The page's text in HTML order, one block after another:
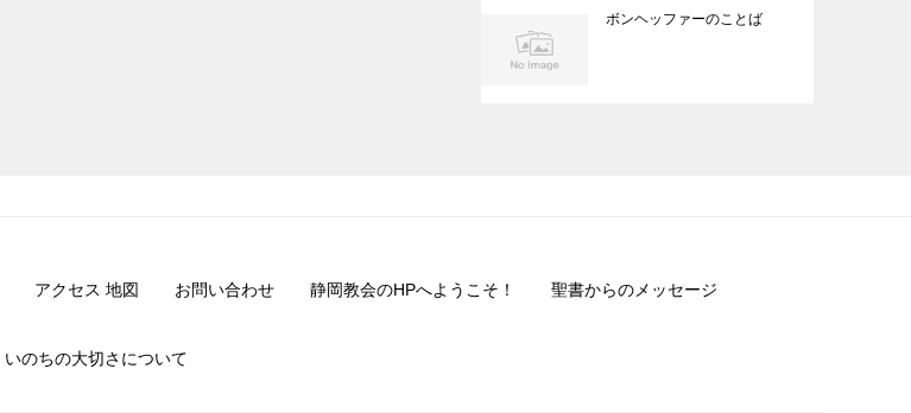
ボンヘッファーのことば
アクセス 地図 お問い合わせ 静岡教会のHPへようこそ！ 聖書からのメッセージ
いのちの大切さについて